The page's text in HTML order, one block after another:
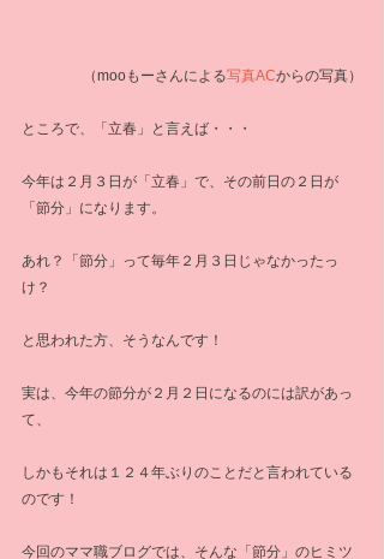
（mooもーさんによる写真ACからの写真）
ところで、「立春」と言えば・・・
今年は２月３日が「立春」で、その前日の２日が
「節分」になります。
あれ？「節分」って毎年２月３日じゃなかったっ
け？
と思われた方、そうなんです！
実は、今年の節分が２月２日になるのには訳があっ
て、
しかもそれは１２４年ぶりのことだと言われている
のです！
今回のママ職ブログでは、そんな「節分」のヒミツ